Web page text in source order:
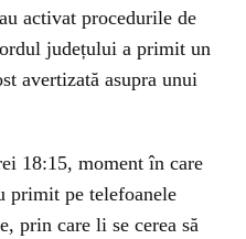
activat procedurile de
județului a primit un
avertizată asupra unui
18:15, moment în care
primit pe telefoanele
prin care li se cerea să